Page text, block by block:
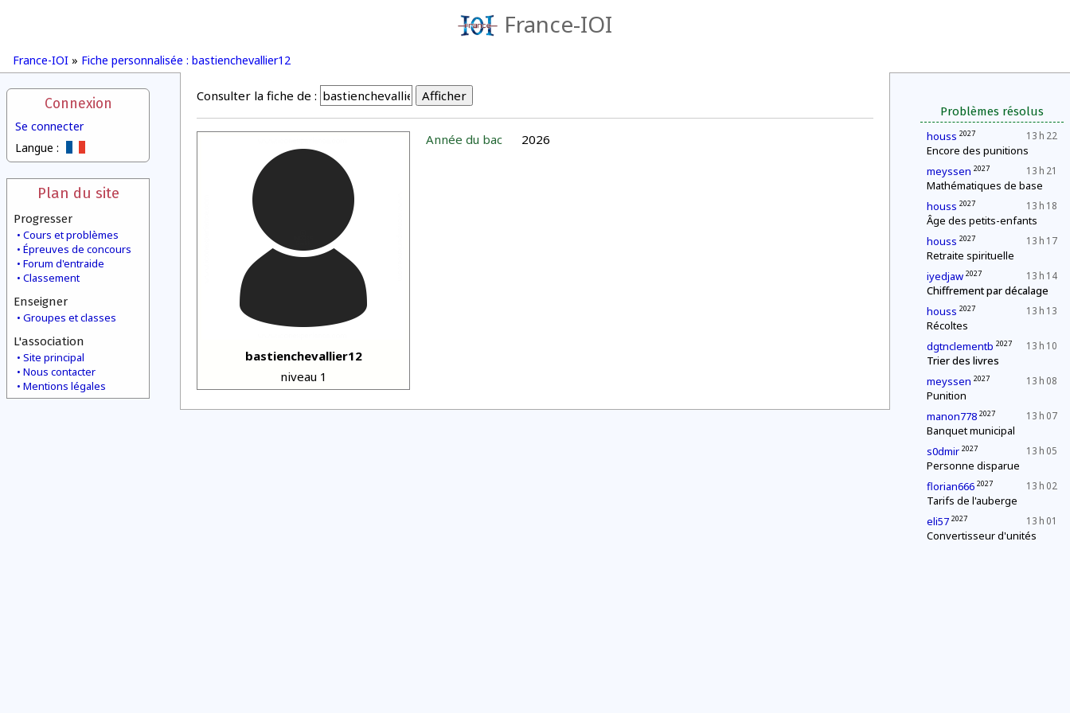
France-IOI
France-IOI » Fiche personnalisée : bastienchevallier12
Connexion
Se connecter
Langue :
Plan du site
Progresser
Cours et problèmes
Épreuves de concours
Forum d'entraide
Classement
Enseigner
Groupes et classes
L'association
Site principal
Nous contacter
Mentions légales
Problèmes résolus
13 h 22
houss 2027
Encore des punitions
13 h 21
meyssen 2027
Mathématiques de base
13 h 18
houss 2027
Âge des petits-enfants
13 h 17
houss 2027
Retraite spirituelle
13 h 14
iyedjaw 2027
Chiffrement par décalage
13 h 13
houss 2027
Récoltes
13 h 10
dgtnclementb 2027
Trier des livres
13 h 08
meyssen 2027
Punition
13 h 07
manon778 2027
Banquet municipal
13 h 05
s0dmir 2027
Personne disparue
13 h 02
florian666 2027
Tarifs de l'auberge
13 h 01
eli57 2027
Convertisseur d'unités
Consulter la fiche de :
bastienchevallier12
niveau 1
Année du bac 2026